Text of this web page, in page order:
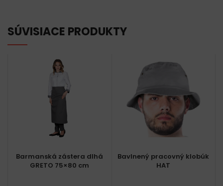
SÚVISIACE PRODUKTY
Barmanská zástera dlhá
GRETO 75×80 cm
Bavlnený pracovný klobúk
HAT